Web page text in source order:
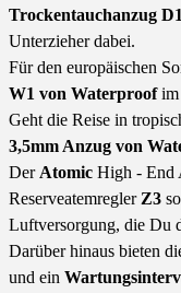
Trockentauchanzug
Unterzieher dabei.
Für den europäischen
W1 von Waterproofim
Geht die Reise in
3,5mm Anzug von
Der Atomic High - End
Reserveatemregler Z3
Luftversorgung, die Du
Darüber hinaus bieten
und ein